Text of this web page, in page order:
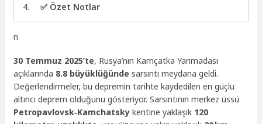
✅ Özet Notlar
n
30 Temmuz 2025’te, Rusya’nın Kamçatka Yarımadası
açıklarında 8.8 büyüklüğünde sarsıntı meydana geldi.
Değerlendirmeler, bu depremin tarihte kaydedilen en güçlü
altıncı deprem olduğunu gösteriyor. Sarsıntının merkez üssü
Petropavlovsk‑Kamchatsky kentine yaklaşık 120